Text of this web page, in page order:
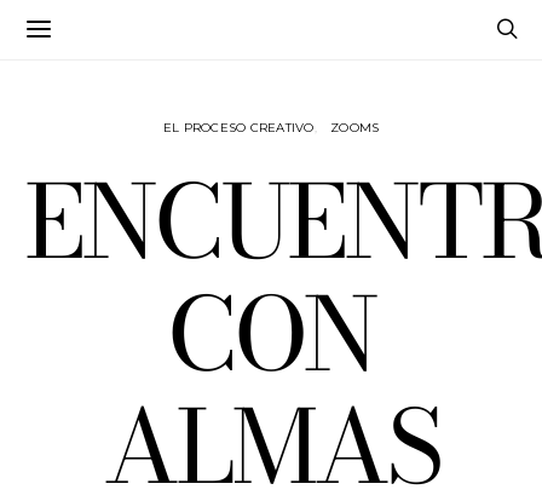
EL PROCESO CREATIVO ZOOMS
CON
ALMAS